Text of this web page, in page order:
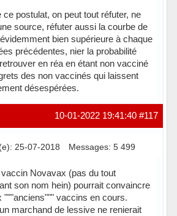
ce postulat, on peut tout réfuter, ne
source, réfuter aussi la courbe de
bien supérieure à chaque
précédentes, nier la probabilité
en réa en étant non vacciné
des non vaccinés qui laissent
désespérées.
#117
10-01-2022 19:41:40
25-07-2018 Messages: 5 499
Novavax (pas du tout
son nom hein) pourrait convaincre
"""anciens""" vaccins en cours.
marchand de lessive ne renierait